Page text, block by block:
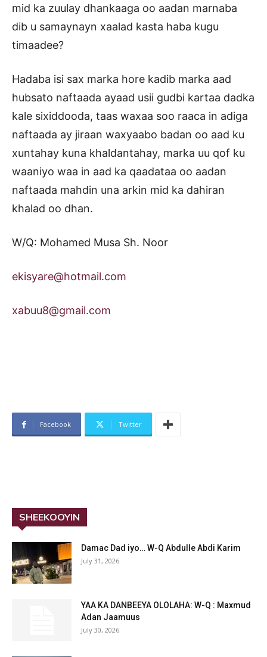
mid ka zuulay dhankaaga oo aadan marnaba
dib u samaynayn xaalad kasta haba kugu
timaadee?
Hadaba isi sax marka hore kadib marka aad
hubsato naftaada ayaad usii gudbi kartaa dadka
kale sixiddooda, taas waxaa soo raaca in adiga
naftaada ay jiraan waxyaabo badan oo aad ku
xuntahay kuna khaldantahay, marka uu qof ku
waaniyo waa in aad ka qaadataa oo aadan
naftaada mahdin una arkin mid ka dahiran
khalad oo dhan.
W/Q: Mohamed Musa Sh. Noor
ekisyare@hotmail.com
xabuu8@gmail.com
Facebook Twitter
SHEEKOOYIN
Damac Dad iyo… W-Q Abdulle Abdi Karim
July 31, 2026
YAA KA DANBEEYA OLOLAHA: W-Q : Maxmud
Adan Jaamuus
July 30, 2026